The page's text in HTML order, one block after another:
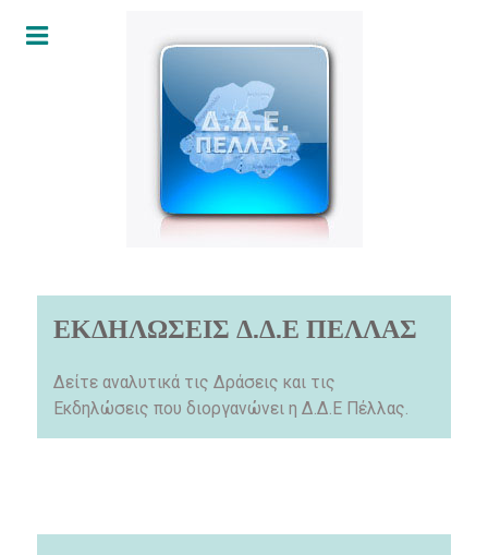
ΕΚΔΗΛΩΣΕΙΣ Δ.Δ.Ε ΠΕΛΛΑΣ
Δείτε αναλυτικά τις Δράσεις και τις
Εκδηλώσεις που διοργανώνει η Δ.Δ.Ε Πέλλας.